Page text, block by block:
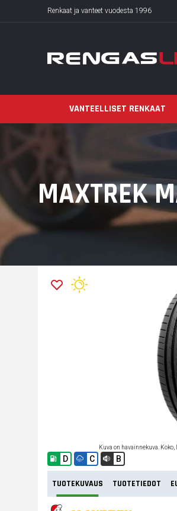
Renkaat ja vanteet vuodesta 1996
VANTEELLISET RENKAAT
MAXTREK
Kuva on havainnekuva.
D C B
TUOTEKUVAUS TUOTETIEDOT